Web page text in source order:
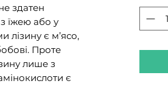
здатен
їжею або у
лізину є м’ясо,
Проте
лише з
є